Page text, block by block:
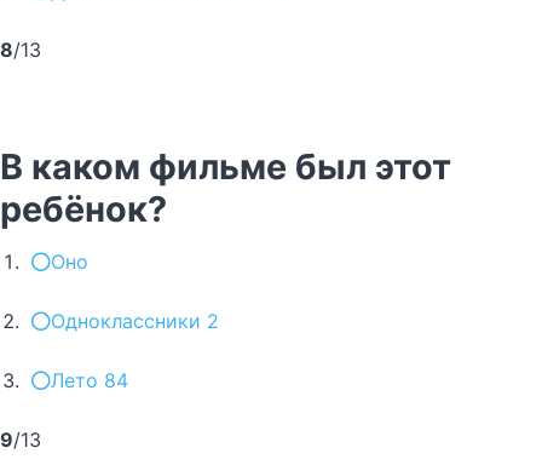
8/13
В каком фильме был этот
ребёнок?
Оно
Одноклассники 2
Лето 84
9/13